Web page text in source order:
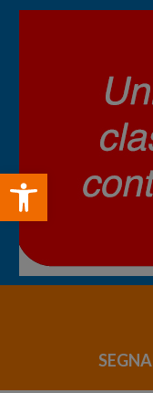
Open